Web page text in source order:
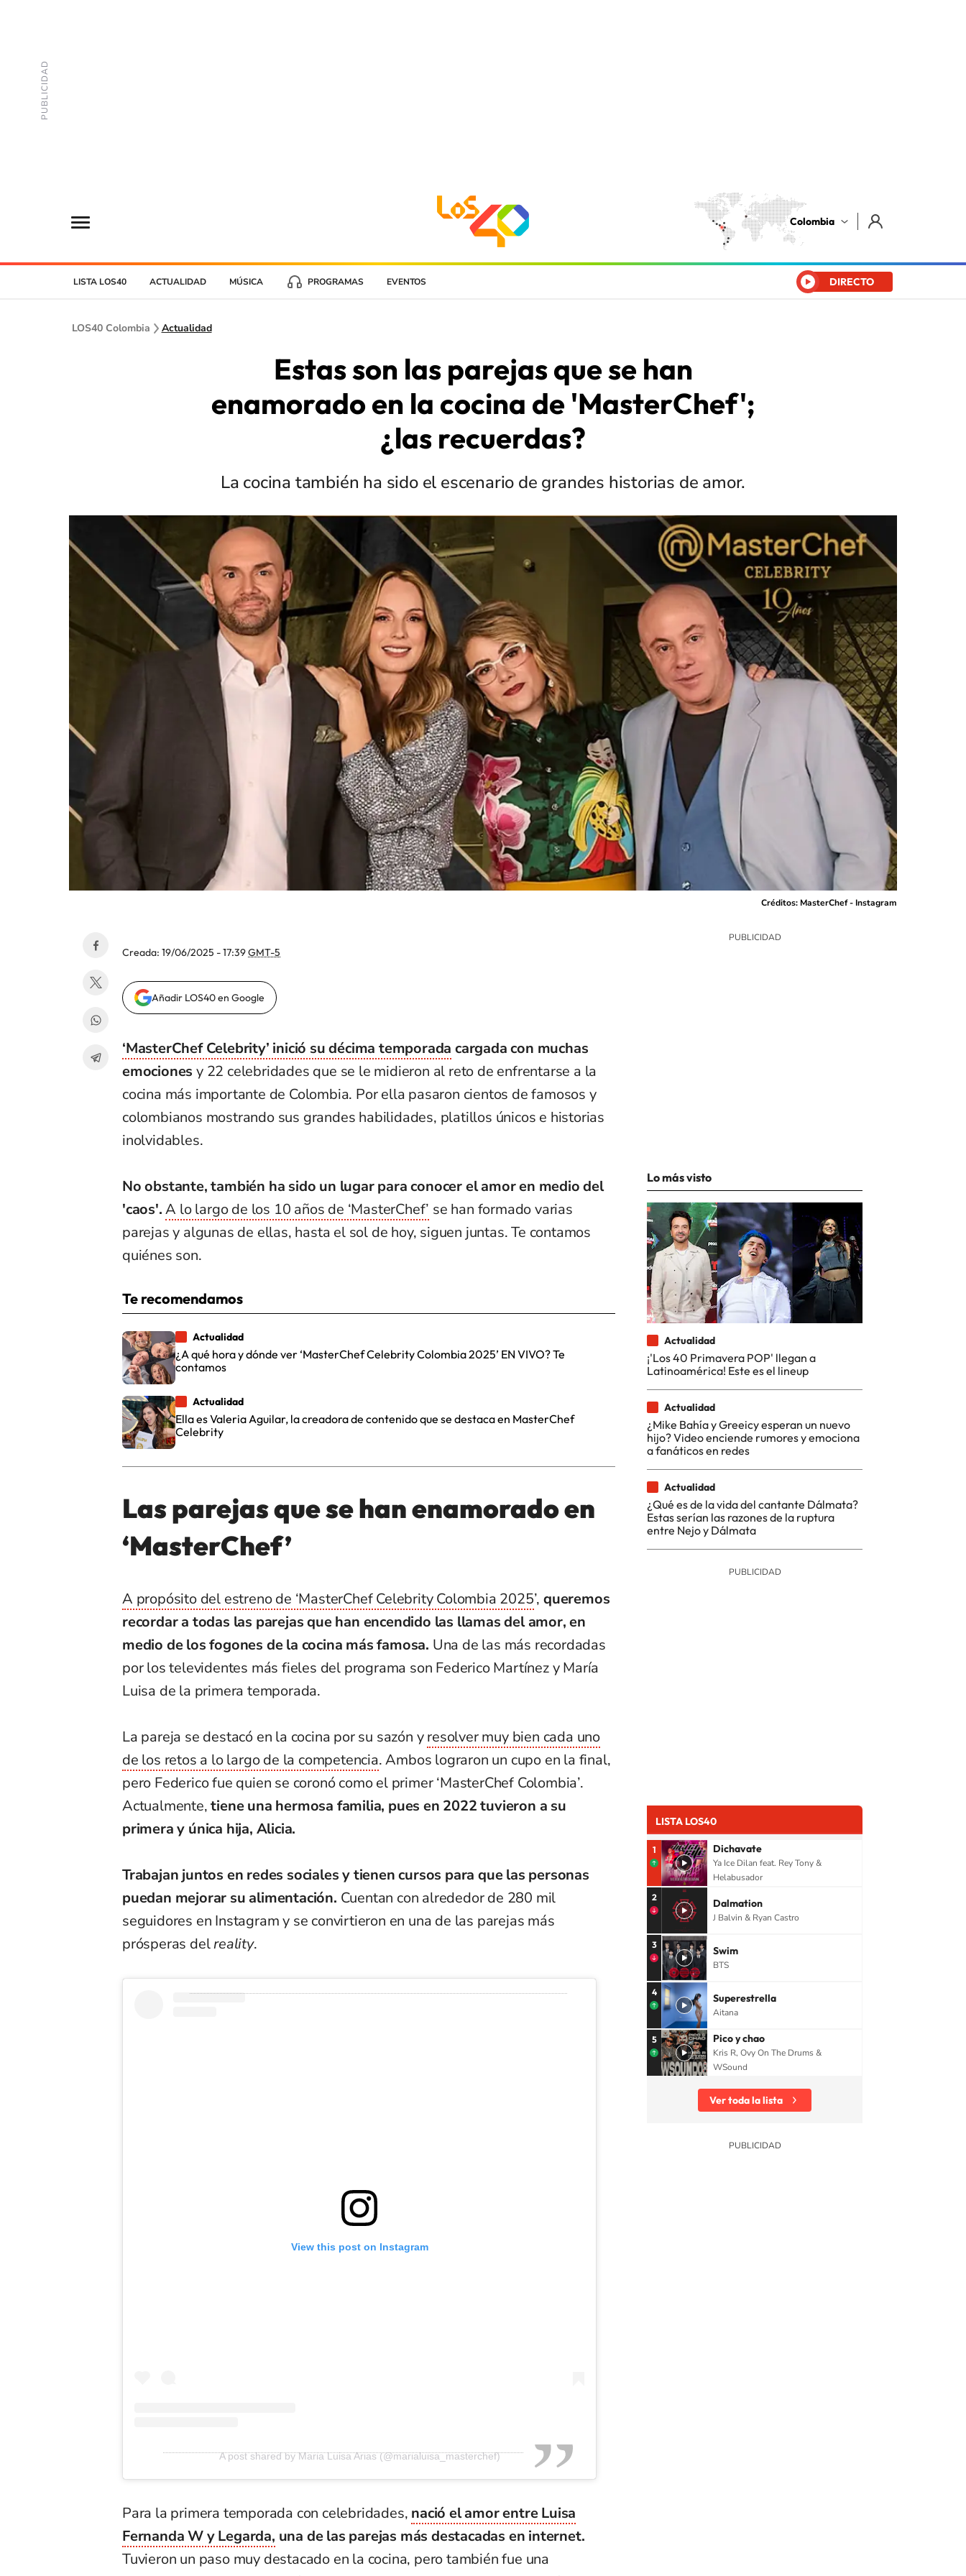
Colombia
LISTA LOS40 ACTUALIDAD MÚSICA PROGRAMAS EVENTOS DIRECTO
LOS40 Colombia Actualidad
Estas son las parejas que se han
enamorado en la cocina de 'MasterChef';
¿las recuerdas?
La cocina también ha sido el escenario de grandes historias de amor.
Créditos: MasterChef - Instagram
Creada: 19/06/2025 - 17:39GMT-5
Añadir LOS40 en Google
‘MasterChef Celebrity’ inició su décima temporada cargada con muchas
emociones y 22 celebridades que se le midieron al reto de enfrentarse a la
cocina más importante de Colombia. Por ella pasaron cientos de famosos y
colombianos mostrando sus grandes habilidades, platillos únicos e historias
inolvidables.
No obstante, también ha sido un lugar para conocer el amor en medio del
'caos'.A lo largo de los 10 años de ‘MasterChef’ se han formado varias
parejas y algunas de ellas, hasta el sol de hoy, siguen juntas. Te contamos
quiénes son.
Te recomendamos
Actualidad
¿A qué hora y dónde ver ‘MasterChef Celebrity Colombia 2025’ EN VIVO? Te
contamos
Actualidad
Ella es Valeria Aguilar, la creadora de contenido que se destaca en MasterChef
Celebrity
Las parejas que se han enamorado en
‘MasterChef’
A propósito del estreno de ‘MasterChef Celebrity Colombia 2025’, queremos
recordar a todas las parejas que han encendido las llamas del amor, en
medio de los fogones de la cocina más famosa. Una de las más recordadas
por los televidentes más fieles del programa son Federico Martínez y María
Luisa de la primera temporada.
La pareja se destacó en la cocina por su sazón yresolver muy bien cada uno
de los retos a lo largo de la competencia. Ambos lograron un cupo en la final,
pero Federico fue quien se coronó como el primer ‘MasterChef Colombia’.
Actualmente,tiene una hermosa familia, pues en 2022 tuvieron a su
primera y única hija, Alicia.
Trabajan juntos en redes sociales y tienen cursos para que las personas
puedan mejorar su alimentación. Cuentan con alrededor de 280 mil
seguidores en Instagram y se convirtieron en una de las parejas más
prósperas delreality.
View this post on Instagram
A post shared by Maria Luisa Arias (@marialuisa_masterchef)
Para la primera temporada con celebridades, nació el amor entre Luisa
Fernanda W y Legarda, una de las parejas más destacadas en internet.
Tuvieron un paso muy destacado en la cocina, pero también fue una
Lo más visto
Actualidad
¡'Los 40 Primavera POP' llegan a
Latinoamérica! Este es el lineup
Actualidad
¿Mike Bahía y Greeicy esperan un nuevo
hijo? Video enciende rumores y emociona
a fanáticos en redes
Actualidad
¿Qué es de la vida del cantante Dálmata?
Estas serían las razones de la ruptura
entre Nejo y Dálmata
LISTA LOS40
1 Dichavate
Ya Ice Dilan feat. Rey Tony &
Helabusador
2 Dalmation
J Balvin & Ryan Castro
3 Swim
BTS
4 Superestrella
Aitana
5 Pico y chao
Kris R, Ovy On The Drums &
WSound
Ver toda la lista